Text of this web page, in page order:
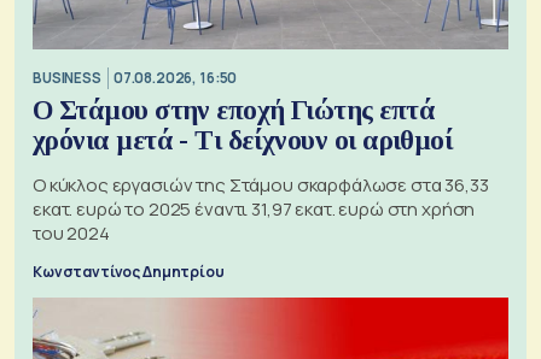
BUSINESS 07.08.2026, 16:50
Ο Στάμου στην εποχή Γιώτης επτά
χρόνια μετά - Τι δείχνουν οι αριθμοί
Ο κύκλος εργασιών της Στάμου σκαρφάλωσε στα 36,33
εκατ. ευρώ το 2025 έναντι 31,97 εκατ. ευρώ στη χρήση
του 2024
Κωνσταντίνος Δημητρίου